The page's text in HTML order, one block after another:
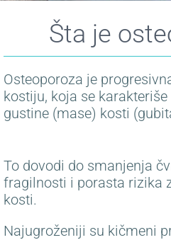
Šta je
Osteoporoza je
kostiju, koja se
gustine (mase) kosti
To dovodi do smanjenja
fragilnosti i porasta rizika
kosti.
Najugroženiji su kičmeni